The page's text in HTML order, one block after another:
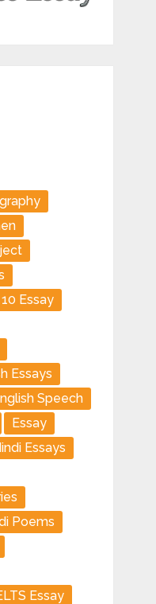
Essay
Essays
Speech
Essay
Essays
Poems
Essay